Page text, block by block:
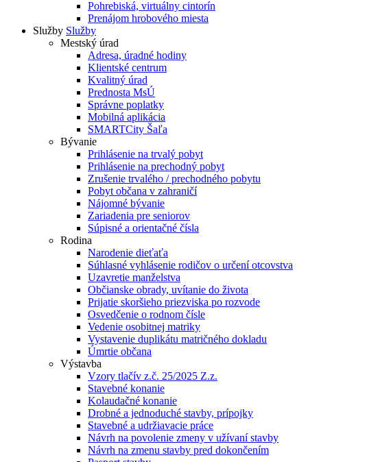
Pohrebiská, virtuálny cintorín
Prenájom hrobového miesta
Služby Služby
Mestský úrad
Adresa, úradné hodiny
Klientské centrum
Kvalitný úrad
Prednosta MsÚ
Správne poplatky
Mobilná aplikácia
SMARTCity Šaľa
Bývanie
Prihlásenie na trvalý pobyt
Prihlásenie na prechodný pobyt
Zrušenie trvalého / prechodného pobytu
Pobyt občana v zahraničí
Nájomné bývanie
Zariadenia pre seniorov
Súpisné a orientačné čísla
Rodina
Narodenie dieťaťa
Súhlasné vyhlásenie rodičov o určení otcovstva
Uzavretie manželstva
Občianske obrady, uvítanie do života
Prijatie skoršieho priezviska po rozvode
Osvedčenie o rodnom čísle
Vedenie osobitnej matriky
Vystavenie duplikátu matričného dokladu
Úmrtie občana
Výstavba
Vzory tlačív z.č. 25/2025 Z.z.
Stavebné konanie
Kolaudačné konanie
Drobné a jednoduché stavby, prípojky
Stavebné a udržiavacie práce
Návrh na povolenie zmeny v užívaní stavby
Návrh na zmenu stavby pred dokončením